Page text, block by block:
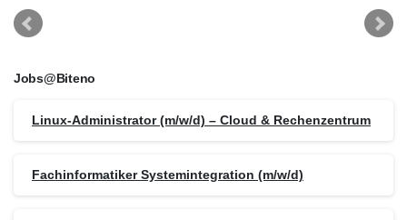
Jobs@Biteno
Linux-Administrator (m/w/d) – Cloud & Rechenzentrum
Fachinformatiker Systemintegration (m/w/d)